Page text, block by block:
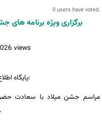
0 users have voted.
برگزاری ویژه برنامه
views
پایگاه اطلاع رسانی آستان مقدس حضرت عبدالعظیم(ع):
مراسم جشن میلاد با سعادت
مقدس حضرت عبدالعظیم (ع) برگزار می‌شود.